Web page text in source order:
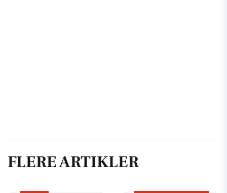
FLERE ARTIKLER